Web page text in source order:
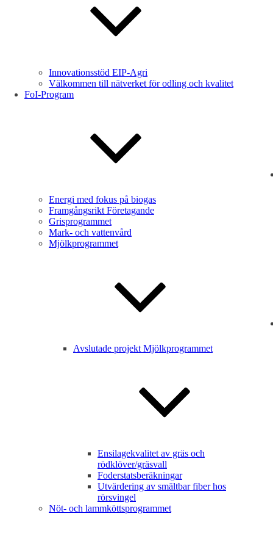
Innovationsstöd EIP-Agri
Välkommen till nätverket för odling och kvalitet
FoI-Program
Energi med fokus på biogas
Framgångsrikt Företagande
Grisprogrammet
Mark- och vattenvård
Mjölkprogrammet
Avslutade projekt Mjölkprogrammet
Ensilagekvalitet av gräs och
rödklöver/gräsvall
Foderstatsberäkningar
Utvärdering av smältbar fiber hos
rörsvingel
Nöt- och lammköttsprogrammet